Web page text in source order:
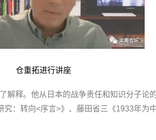
仓重拓进行讲座
解释。他从日本的战争责任和知识分子论
：转向<序言>》、藤田省三《1933年为